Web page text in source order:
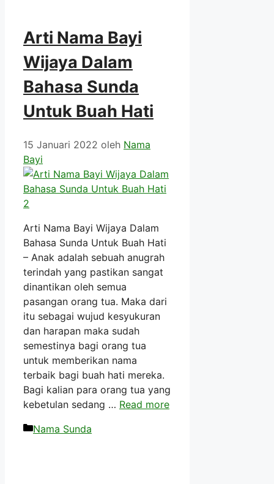
Arti Nama Bayi
Wijaya Dalam
Bahasa Sunda
Untuk Buah Hati
15 Januari 2022 oleh Nama
Bayi
Arti Nama Bayi Wijaya Dalam
Bahasa Sunda Untuk Buah Hati
– Anak adalah sebuah anugrah
terindah yang pastikan sangat
dinantikan oleh semua
pasangan orang tua. Maka dari
itu sebagai wujud kesyukuran
dan harapan maka sudah
semestinya bagi orang tua
untuk memberikan nama
terbaik bagi buah hati mereka.
Bagi kalian para orang tua yang
kebetulan sedang … Read more
Kategori
Nama Sunda